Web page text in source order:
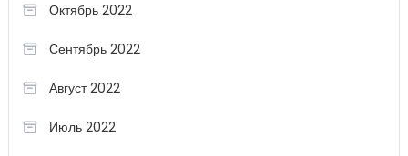
Октябрь 2022
Сентябрь 2022
Август 2022
Июль 2022